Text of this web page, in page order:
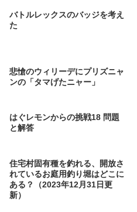
バトルレックスのバッジを考え
た
悲愴のウィリーデにプリズニャ
ンの「タマげたニャー」
はぐレモンからの挑戦18 問題
と解答
住宅村固有種を釣れる、開放さ
れているお庭用釣り堀はどこに
ある？（2023年12月31日更
新）